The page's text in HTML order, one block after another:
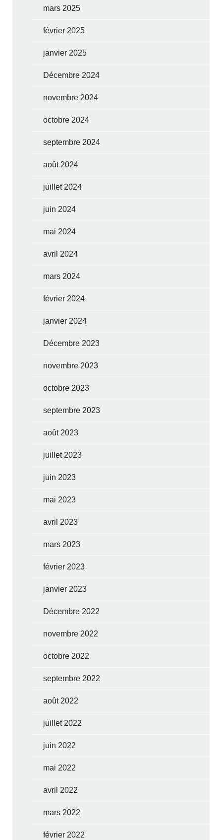
mars 2025
février 2025
janvier 2025
Décembre 2024
novembre 2024
octobre 2024
septembre 2024
août 2024
juillet 2024
juin 2024
mai 2024
avril 2024
mars 2024
février 2024
janvier 2024
Décembre 2023
novembre 2023
octobre 2023
septembre 2023
août 2023
juillet 2023
juin 2023
mai 2023
avril 2023
mars 2023
février 2023
janvier 2023
Décembre 2022
novembre 2022
octobre 2022
septembre 2022
août 2022
juillet 2022
juin 2022
mai 2022
avril 2022
mars 2022
février 2022